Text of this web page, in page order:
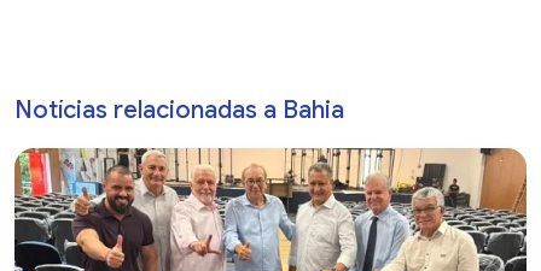
Notícias relacionadas a Bahia